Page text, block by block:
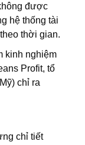
được
hệ thống tài
thời gian.
kinh nghiệm
Profit, tổ
chỉ ra
chỉ tiết